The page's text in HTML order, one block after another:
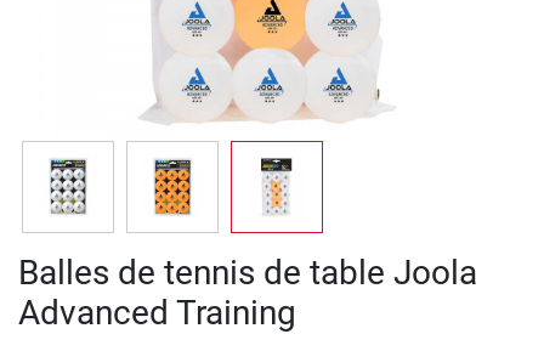
Balles de tennis de table Joola
Advanced Training